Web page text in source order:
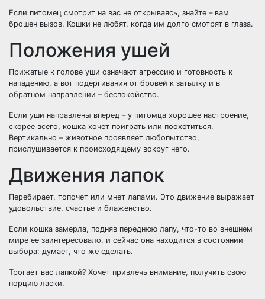
Если питомец смотрит на вас не открываясь, знайте – вам
брошен вызов. Кошки не любят, когда им долго смотрят в глаза.
Положения ушей
Прижатые к голове уши означают агрессию и готовность к
нападению, а вот подергивания от бровей к затылку и в
обратном направлении – беспокойство.
Если уши направлены вперед – у питомца хорошее настроение,
скорее всего, кошка хочет поиграть или поохотиться.
Вертикально – животное проявляет любопытство,
прислушивается к происходящему вокруг него.
Движения лапок
Перебирает, топочет или мнет лапами. Это движение выражает
удовольствие, счастье и блаженство.
Если кошка замерла, подняв переднюю лапу, что-то во внешнем
мире ее заинтересовало, и сейчас она находится в состоянии
выбора: думает, что же сделать.
Трогает вас лапкой? Хочет привлечь внимание, получить свою
порцию ласки.